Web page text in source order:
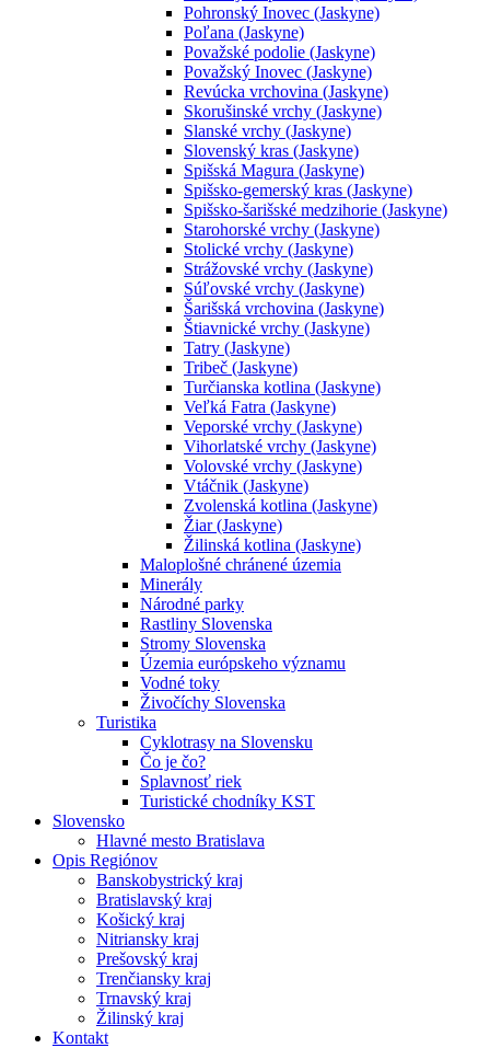
Pohronský Inovec (Jaskyne)
Poľana (Jaskyne)
Považské podolie (Jaskyne)
Považský Inovec (Jaskyne)
Revúcka vrchovina (Jaskyne)
Skorušinské vrchy (Jaskyne)
Slanské vrchy (Jaskyne)
Slovenský kras (Jaskyne)
Spišská Magura (Jaskyne)
Spišsko-gemerský kras (Jaskyne)
Spišsko-šarišské medzihorie (Jaskyne)
Starohorské vrchy (Jaskyne)
Stolické vrchy (Jaskyne)
Strážovské vrchy (Jaskyne)
Súľovské vrchy (Jaskyne)
Šarišská vrchovina (Jaskyne)
Štiavnické vrchy (Jaskyne)
Tatry (Jaskyne)
Tribeč (Jaskyne)
Turčianska kotlina (Jaskyne)
Veľká Fatra (Jaskyne)
Veporské vrchy (Jaskyne)
Vihorlatské vrchy (Jaskyne)
Volovské vrchy (Jaskyne)
Vtáčnik (Jaskyne)
Zvolenská kotlina (Jaskyne)
Žiar (Jaskyne)
Žilinská kotlina (Jaskyne)
Maloplošné chránené územia
Minerály
Národné parky
Rastliny Slovenska
Stromy Slovenska
Územia európskeho významu
Vodné toky
Živočíchy Slovenska
Turistika
Cyklotrasy na Slovensku
Čo je čo?
Splavnosť riek
Turistické chodníky KST
Slovensko
Hlavné mesto Bratislava
Opis Regiónov
Banskobystrický kraj
Bratislavský kraj
Košický kraj
Nitriansky kraj
Prešovský kraj
Trenčiansky kraj
Trnavský kraj
Žilinský kraj
Kontakt